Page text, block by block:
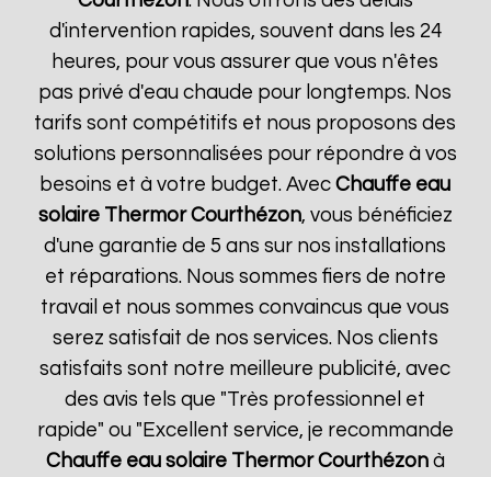
d'intervention rapides, souvent dans les 24
heures, pour vous assurer que vous n'êtes
pas privé d'eau chaude pour longtemps. Nos
tarifs sont compétitifs et nous proposons des
solutions personnalisées pour répondre à vos
besoins et à votre budget. AvecChauffe eau
solaire Thermor Courthézon, vous bénéficiez
d'une garantie de 5 ans sur nos installations
et réparations. Nous sommes fiers de notre
travail et nous sommes convaincus que vous
serez satisfait de nos services. Nos clients
satisfaits sont notre meilleure publicité, avec
des avis tels que "Très professionnel et
rapide" ou "Excellent service, je recommande
Chauffe eau solaire Thermor Courthézonà